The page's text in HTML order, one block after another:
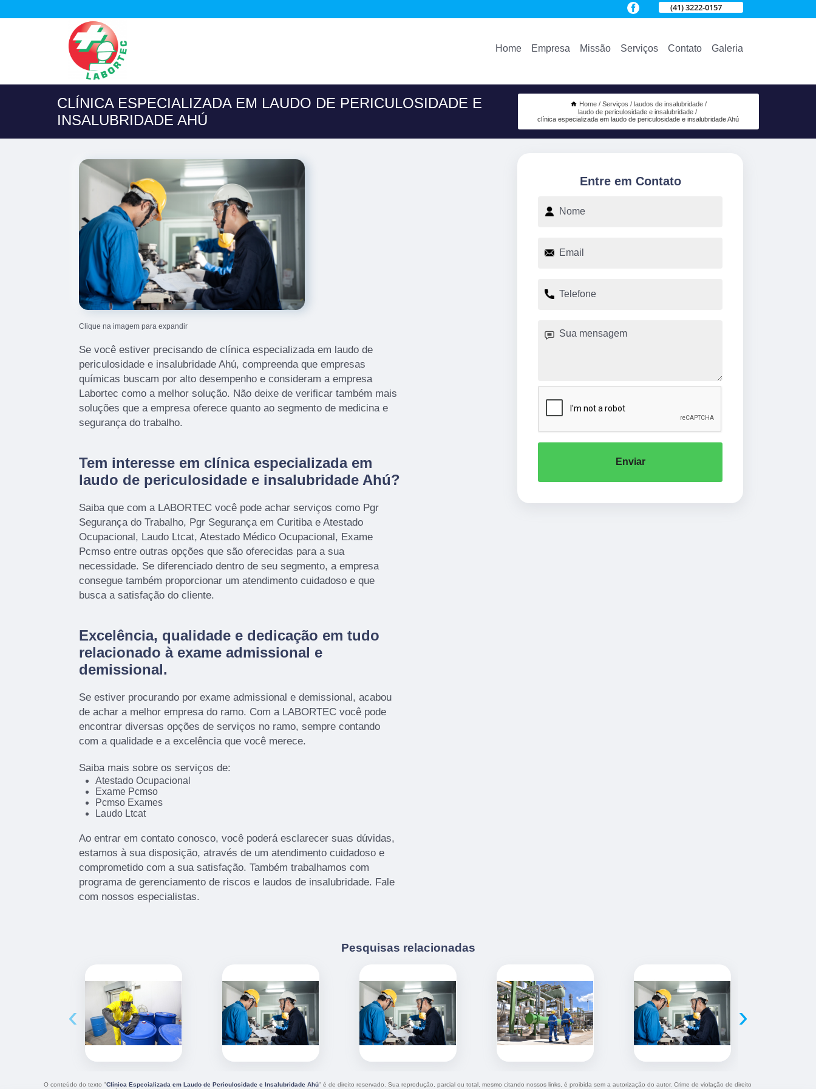
(41) 3222-0157
Home Empresa Missão Serviços Contato Galeria
CLÍNICA ESPECIALIZADA EM LAUDO DE PERICULOSIDADE E
INSALUBRIDADE AHÚ
Home Serviços
laudos de insalubridade
laudo de periculosidade e insalubridade
clínica especializada em laudo de periculosidade e insalubridade Ahú
Clique na imagem para expandir
Se você estiver precisando de clínica especializada em laudo de
periculosidade e insalubridade Ahú, compreenda que empresas
químicas buscam por alto desempenho e consideram a empresa
Labortec como a melhor solução. Não deixe de verificar também mais
soluções que a empresa oferece quanto ao segmento de medicina e
segurança do trabalho.
Tem interesse em clínica especializada em
laudo de periculosidade e insalubridade Ahú?
Saiba que com a LABORTEC você pode achar serviços como Pgr
Segurança do Trabalho, Pgr Segurança em Curitiba e Atestado
Ocupacional, Laudo Ltcat, Atestado Médico Ocupacional, Exame
Pcmso entre outras opções que são oferecidas para a sua
necessidade. Se diferenciado dentro de seu segmento, a empresa
consegue também proporcionar um atendimento cuidadoso e que
busca a satisfação do cliente.
Excelência, qualidade e dedicação em tudo
relacionado à exame admissional e
demissional.
Se estiver procurando por exame admissional e demissional, acabou
de achar a melhor empresa do ramo. Com a LABORTEC você pode
encontrar diversas opções de serviços no ramo, sempre contando
com a qualidade e a excelência que você merece.
Saiba mais sobre os serviços de:
Atestado Ocupacional
Exame Pcmso
Pcmso Exames
Laudo Ltcat
Ao entrar em contato conosco, você poderá esclarecer suas dúvidas,
estamos à sua disposição, através de um atendimento cuidadoso e
comprometido com a sua satisfação. Também trabalhamos com
programa de gerenciamento de riscos e laudos de insalubridade. Fale
com nossos especialistas.
Entre em Contato
Enviar
Pesquisas relacionadas
‹ ›
O conteúdo do texto "Clínica Especializada em Laudo de Periculosidade e Insalubridade Ahú" é de direito reservado. Sua reprodução, parcial ou total, mesmo citando nossos links, é proibida sem a autorização do autor. Crime de violação de direito